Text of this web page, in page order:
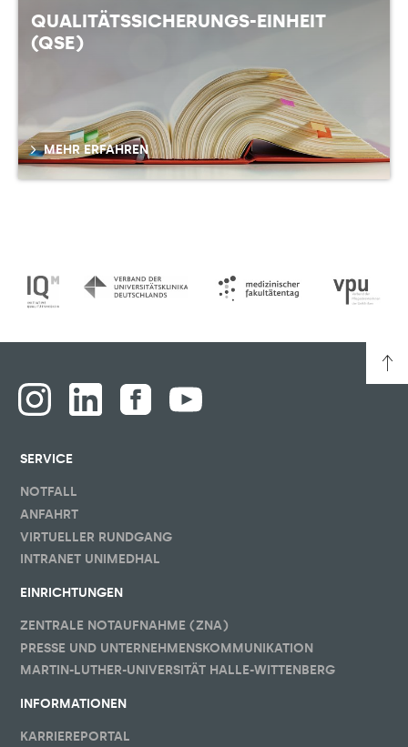
QUALITÄTSSICHERUNGS-EINHEIT
(QSE)
MEHR ERFAHREN
SERVICE
NOTFALL
ANFAHRT
VIRTUELLER RUNDGANG
INTRANET UNIMEDHAL
EINRICHTUNGEN
ZENTRALE NOTAUFNAHME (ZNA)
PRESSE UND UNTERNEHMENSKOMMUNIKATION
MARTIN-LUTHER-UNIVERSITÄT HALLE-WITTENBERG
INFORMATIONEN
KARRIEREPORTAL